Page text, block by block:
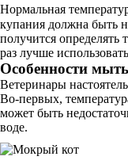
Нормальная
купания должна быть
получится определять
раз лучше
Особенности
Ветеринары
Во-первых,
может быть
воде.